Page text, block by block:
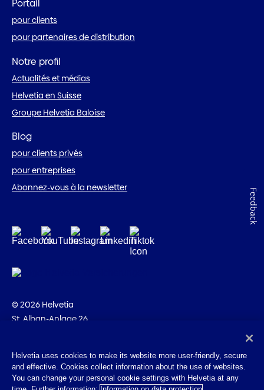
Portail
pour clients
pour partenaires de distribution
Notre profil
Actualités et médias
Helvetia en Suisse
Groupe Helvetia Baloise
Blog
pour clients privés
pour entreprises
Abonnez-vous à la newsletter
© 2026 Helvetia
St. Alban-Anlage 26
Impressum
Indications juridiques
Helvetia uses cookies to make its website more user-friendly, secure
and effective. Cookies collect information about the use of websites.
You can change your personal cookie settings with Helvetia at any
Feedback